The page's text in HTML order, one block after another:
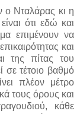
ο Νταλάρας κι η
ότι εδώ και
επιμένουν να
και
της πίτας του
σε τέτοιο βαθμό
πλέον μέτρο
τους όρους και
κάθε